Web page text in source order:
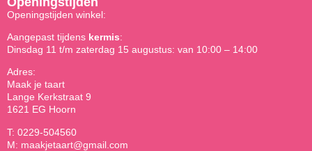
Openingstijden winkel:
Aangepast tijdens kermis:
Dinsdag 11 t/m zaterdag 15 augustus: van 10:00 – 14:00
Adres:
Maak je taart
Lange Kerkstraat 9
1621 EG Hoorn
T: 0229-504560
M: maakjetaart@gmail.com